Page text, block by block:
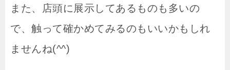
また、店頭に展示してあるものも多いの
で、触って確かめてみるのもいいかもしれ
ませんね(^^)